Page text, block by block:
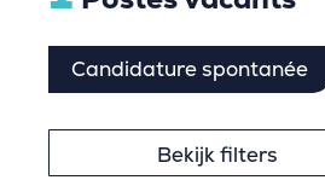
Candidature spontanée
Bekijk filters